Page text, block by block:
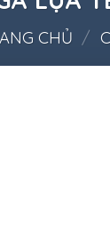
CHỦ /